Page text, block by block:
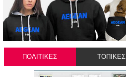
ΠΟΛΙΤΙΚΕΣ ΤΟΠΙΚΕΣ